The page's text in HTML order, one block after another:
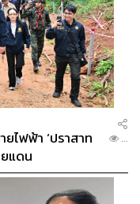
ไฟฟ้า ‘ปราสาท
แดน
...